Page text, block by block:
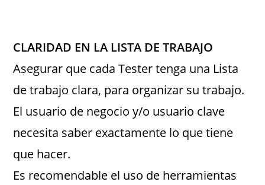
CLARIDAD EN LA LISTA DE TRABAJO
Asegurar que cada Tester tenga una Lista
de trabajo clara, para organizar su trabajo.
El usuario de negocio y/o usuario clave
necesita saber exactamente lo que tiene
que hacer.
Es recomendable el uso de herramientas